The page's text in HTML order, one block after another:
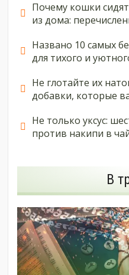
Почему кошки
из дома:
Названо 10 самых
для тихого и
Не глотайте их
добавки, которые
Не только уксус:
против накипи в
В